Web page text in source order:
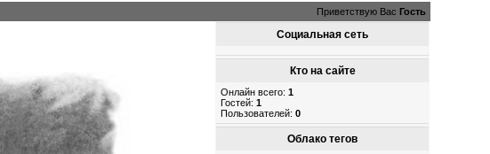
Приветствую Вас Гость
Социальная сеть
Кто на сайте
Онлайн всего:1
Гостей:1
Пользователей:0
Облако тегов